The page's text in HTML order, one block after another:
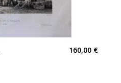
160,00 €